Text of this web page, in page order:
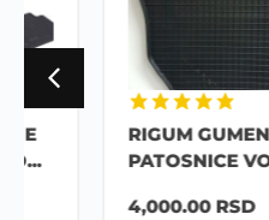
RIGUM GUMENE
PATOSNICE VO...
4,000.00RSD